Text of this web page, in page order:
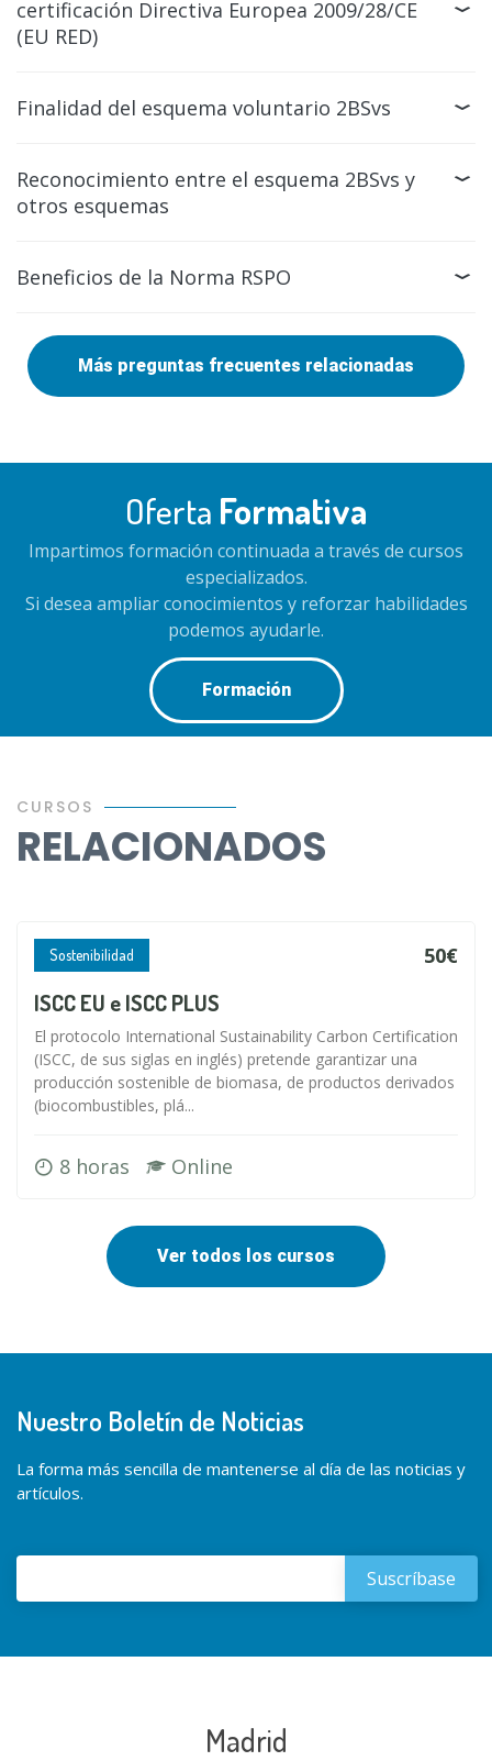
certificación Directiva Europea 2009/28/CE
(EU RED)
Finalidad del esquema voluntario 2BSvs
Reconocimiento entre el esquema 2BSvs y
otros esquemas
Beneficios de la Norma RSPO
Más preguntas frecuentes relacionadas
Oferta Formativa
Impartimos formación continuada a través de cursos
especializados.
Si desea ampliar conocimientos y reforzar habilidades
podemos ayudarle.
Formación
CURSOS
RELACIONADOS
Sostenibilidad 50€
ISCC EU e ISCC PLUS
El protocolo International Sustainability Carbon Certification
(ISCC, de sus siglas en inglés) pretende garantizar una
producción sostenible de biomasa, de productos derivados
(biocombustibles, plá...
8 horas Online
Ver todos los cursos
Nuestro Boletín de Noticias
La forma más sencilla de mantenerse al día de las noticias y
artículos.
Madrid